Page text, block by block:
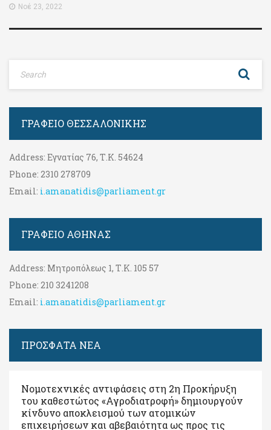
Νοέ 23, 2022
ΓΡΑΦΕΊΟ ΘΕΣΣΑΛΟΝΊΚΗΣ
Address: Εγνατίας 76, Τ.Κ. 54624
Phone: 2310 278709
Email: i.amanatidis@parliament.gr
ΓΡΑΦΕΊΟ ΑΘΉΝΑΣ
Address: Μητροπόλεως 1, Τ.Κ. 105 57
Phone: 210 3241208
Email: i.amanatidis@parliament.gr
ΠΡΟΣΦΑΤΑ ΝΕΑ
Νομοτεχνικές αντιφάσεις στη 2η Προκήρυξη
του καθεστώτος «Αγροδιατροφή» δημιουργούν
κίνδυνο αποκλεισμού των ατομικών
επιχειρήσεων και αβεβαιότητα ως προς τις